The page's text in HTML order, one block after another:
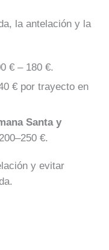
la antelación y la
€ – 180 €.
€ por trayecto en
Santa y
€.
y evitar